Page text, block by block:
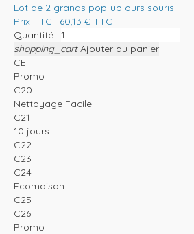
Lot de 2 grands pop-up ours souris
Prix TTC : 60,13 € TTC
Quantité :
shopping_cart Ajouter au panier
CE
Promo
C20
Nettoyage Facile
C21
10 jours
C22
C23
C24
Ecomaison
C25
C26
Promo